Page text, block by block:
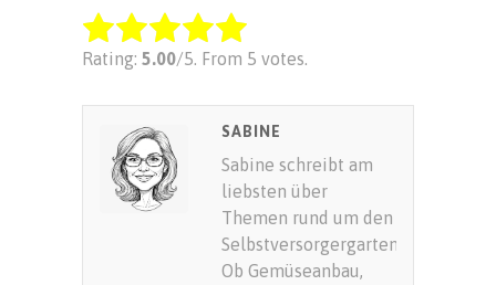
Rate this item:
SUBMIT RATING
Rating: 5.00/5. From 5 votes.
SABINE
Sabine schreibt am
liebsten über
Themen rund um den
Selbstversorgergarten.
Ob Gemüseanbau,